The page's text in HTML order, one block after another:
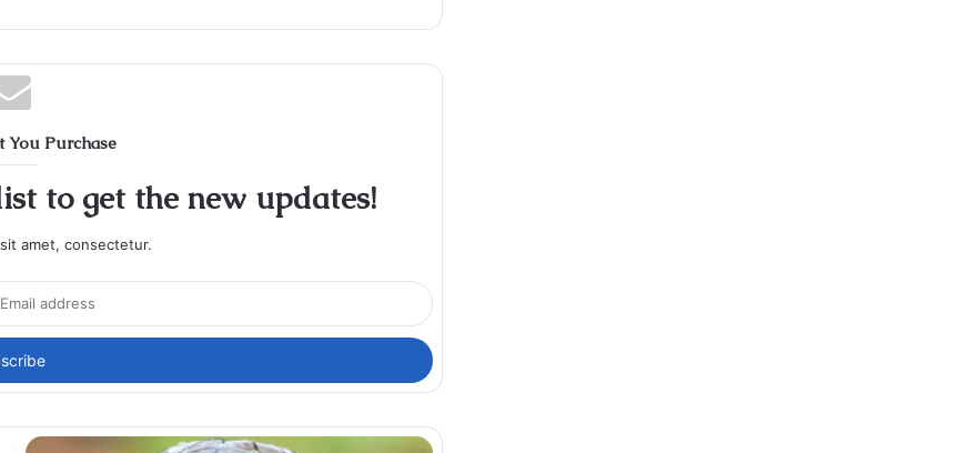
You Purchase
to get the new updates!
amet, consectetur.